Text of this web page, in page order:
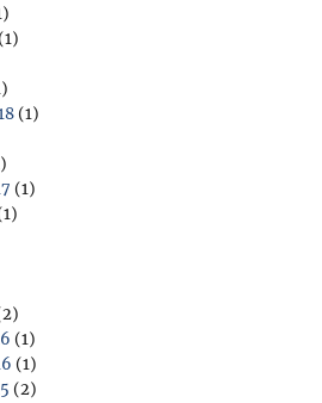
(1)
(1)
(1)
(1)
(1)
(2)